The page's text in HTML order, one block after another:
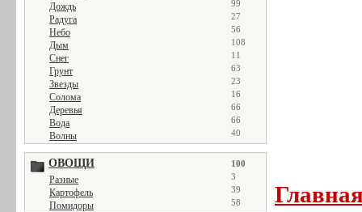
Дождь 99
Радуга 27
Небо 56
Дым 108
Снег 11
Грунт 63
Звезды 23
Солома 16
Деревья 66
Вода 66
Волны 40
ОВОЩИ 100
Разные 3
Картофель 39
Помидоры 58